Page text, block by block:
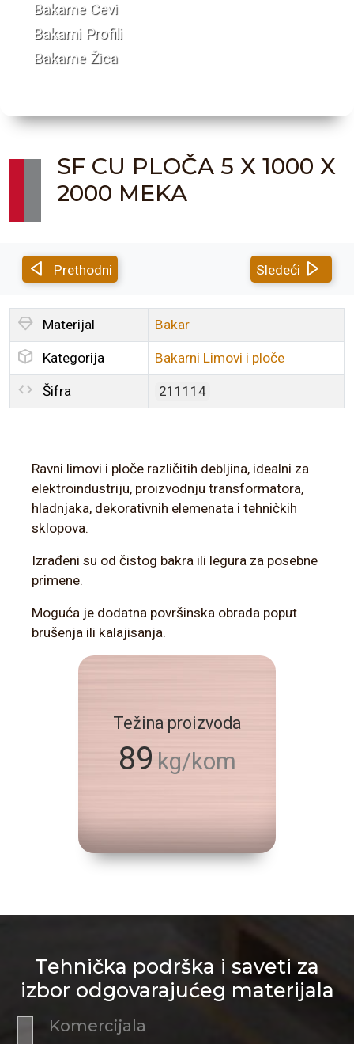
Bakarne Cevi
Bakarni Profili
Bakarne Žica
SF CU PLOČA 5 X 1000 X
2000 MEKA
Prethodni Sledeći
Materijal Bakar
Kategorija Bakarni Limovi i ploče
Šifra 211114
Ravni limovi i ploče različitih debljina, idealni za
elektroindustriju, proizvodnju transformatora,
hladnjaka, dekorativnih elemenata i tehničkih
sklopova.
Izrađeni su od čistog bakra ili legura za posebne
primene.
Moguća je dodatna površinska obrada poput
brušenja ili kalajisanja.
Težina proizvoda
89 kg/kom
Tehnička podrška i saveti za
izbor odgovarajućeg materijala
Komercijala